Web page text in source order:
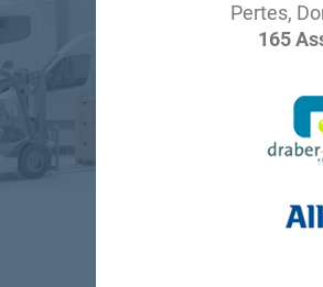
Pertes,
165